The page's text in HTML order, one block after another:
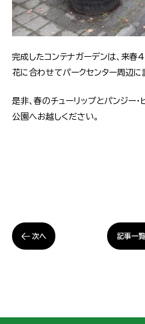
完成したコンテナガーデンは、来春
花に合わせてパークセンター周辺に
是非、春のチューリップとパンジー
公園へお越しください。
次へ 記事一